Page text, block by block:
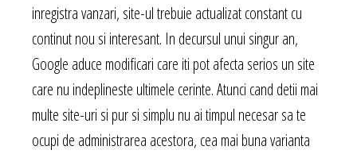
inregistra vanzari, site-ul trebuie actualizat constant cu
continut nou si interesant. In decursul unui singur an,
Google aduce modificari care iti pot afecta serios un site
care nu indeplineste ultimele cerinte. Atunci cand detii mai
multe site-uri si pur si simplu nu ai timpul necesar sa te
ocupi de administrarea acestora, cea mai buna varianta